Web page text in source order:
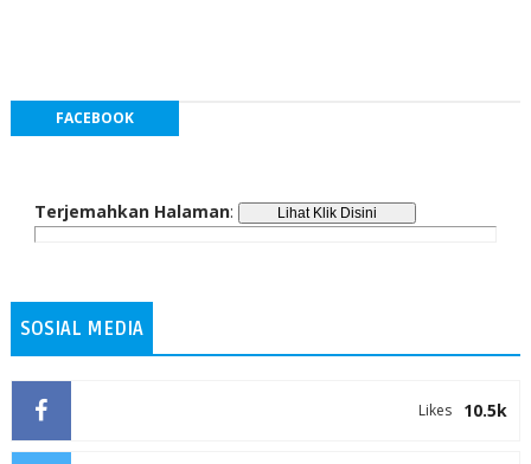
FACEBOOK
Terjemahkan Halaman:
SOSIAL MEDIA
10.5k
Likes